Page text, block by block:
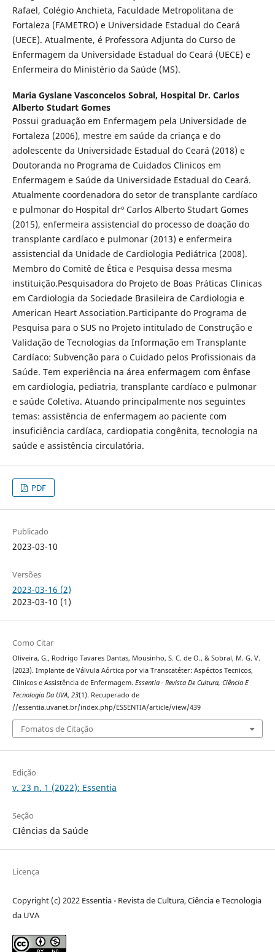
Rafael, Colégio Anchieta, Faculdade Metropolitana de
Fortaleza (FAMETRO) e Universidade Estadual do Ceará
(UECE). Atualmente, é Professora Adjunta do Curso de
Enfermagem da Universidade Estadual do Ceará (UECE) e
Enfermeira do Ministério da Saúde (MS).
Maria Gyslane Vasconcelos Sobral, Hospital Dr. Carlos
Alberto Studart Gomes
Possui graduação em Enfermagem pela Universidade de
Fortaleza (2006), mestre em saúde da criança e do
adolescente da Universidade Estadual do Ceará (2018) e
Doutoranda no Programa de Cuidados Clinicos em
Enfermagem e Saúde da Universidade Estadual do Ceará.
Atualmente coordenadora do setor de transplante cardíaco
e pulmonar do Hospital drº Carlos Alberto Studart Gomes
(2015), enfermeira assistencial do processo de doação do
transplante cardíaco e pulmonar (2013) e enfermeira
assistencial da Unidade de Cardiologia Pediátrica (2008).
Membro do Comitê de Ética e Pesquisa dessa mesma
instituição.Pesquisadora do Projeto de Boas Práticas Clinicas
em Cardiologia da Sociedade Brasileira de Cardiologia e
American Heart Association.Participante do Programa de
Pesquisa para o SUS no Projeto intitulado de Construção e
Validação de Tecnologias da Informação em Transplante
Cardíaco: Subvenção para o Cuidado pelos Profissionais da
Saúde. Tem experiência na área enfermagem com ênfase
em cardiologia, pediatria, transplante cardíaco e pulmonar
e saúde Coletiva. Atuando principalmente nos seguintes
temas: assistência de enfermagem ao paciente com
insuficiência cardíaca, cardiopatia congênita, tecnologia na
saúde e assistência circulatória.
PDF
Publicado
2023-03-10
Versões
2023-03-16 (2)
2023-03-10 (1)
Como Citar
Oliveira, G., Rodrigo Tavares Dantas, Mousinho, S. C. de O., & Sobral, M. G. V.
(2023). Implante de Válvula Aórtica por via Transcatéter: Aspéctos Tecnicos,
Clinicos e Assistência de Enfermagem. Essentia - Revista De Cultura, Ciência E
Tecnologia Da UVA, 23(1). Recuperado de
//essentia.uvanet.br/index.php/ESSENTIA/article/view/439
Fomatos de Citação
Edição
v. 23 n. 1 (2022): Essentia
Seção
CIências da Saúde
Licença
Copyright (c) 2022 Essentia - Revista de Cultura, Ciência e Tecnologia
da UVA